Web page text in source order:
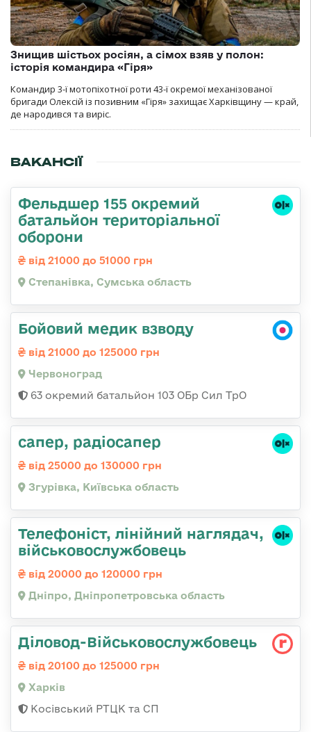
Знищив шістьох росіян, а сімох взяв у полон:
історія командира «Гіря»
Командир 3-ї мотопіхотної роти 43-ї окремої механізованої
бригади Олексій із позивним «Гіря» захищає Харківщину — край,
де народився та виріс.
ВАКАНСІЇ
Фельдшер 155 окремий
батальйон територіальної
оборони
від 21000 до 51000 грн
Степанівка, Сумська область
Бойовий медик взводу
від 21000 до 125000 грн
Червоноград
63 окремий батальйон 103 ОБр Сил ТрО
сапер, радіосапер
від 25000 до 130000 грн
Згурівка, Київська область
Телефоніст, лінійний наглядач,
військовослужбовець
від 20000 до 120000 грн
Дніпро, Дніпропетровська область
Діловод-Військовослужбовець
від 20100 до 125000 грн
Харків
Косівський РТЦК та СП